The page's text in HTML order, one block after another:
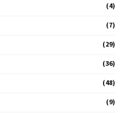
(4)
(7)
(29)
(36)
(48)
(9)